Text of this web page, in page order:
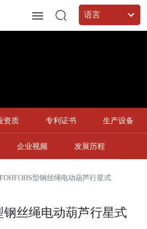
语言
资质 专利证书 生产设备
企业视频 发展历程
FOHFOHS型钢丝绳电动葫芦行星式
钢丝绳电动葫芦行星式